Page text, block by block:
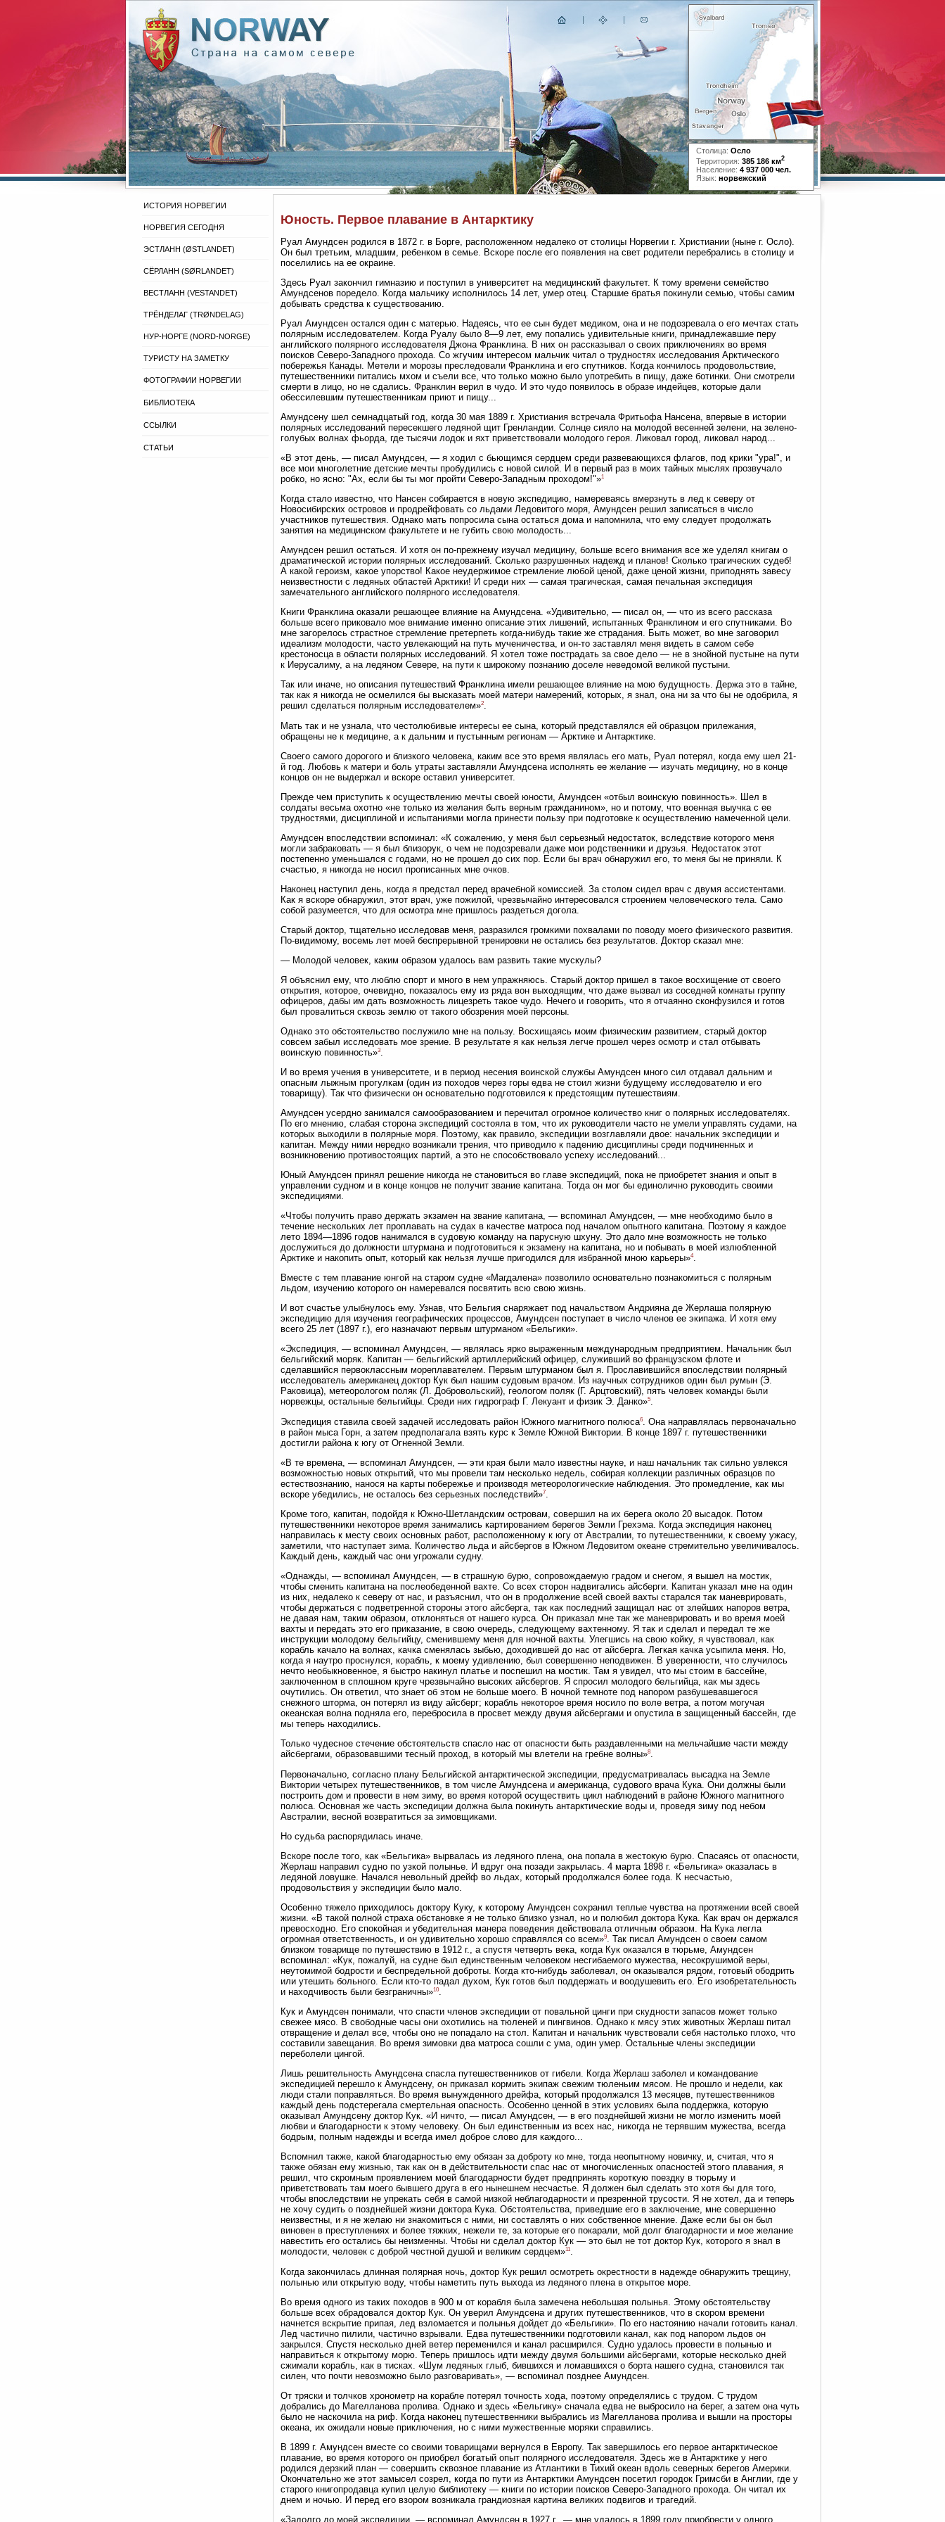
Столица: Осло
Территория: 385 186 км2
Население: 4 937 000 чел.
Язык: норвежский
ИСТОРИЯ НОРВЕГИИ
НОРВЕГИЯ СЕГОДНЯ
ЭСТЛАНН (ØSTLANDET)
СЁРЛАНН (SØRLANDET)
ВЕСТЛАНН (VESTANDET)
ТРЁНДЕЛАГ (TRØNDELAG)
НУР-НОРГЕ (NORD-NORGE)
ТУРИСТУ НА ЗАМЕТКУ
ФОТОГРАФИИ НОРВЕГИИ
БИБЛИОТЕКА
ССЫЛКИ
СТАТЬИ
Юность. Первое плавание в Антарктику
Руал Амундсен родился в 1872 г. в Борге, расположенном недалеко от столицы Норвегии г. Христиании (ныне г. Осло).
Он был третьим, младшим, ребенком в семье. Вскоре после его появления на свет родители перебрались в столицу и
поселились на ее окраине.
Здесь Руал закончил гимназию и поступил в университет на медицинский факультет. К тому времени семейство
Амундсенов поредело. Когда мальчику исполнилось 14 лет, умер отец. Старшие братья покинули семью, чтобы самим
добывать средства к существованию.
Руал Амундсен остался один с матерью. Надеясь, что ее сын будет медиком, она и не подозревала о его мечтах стать
полярным исследователем. Когда Руалу было 8—9 лет, ему попались удивительные книги, принадлежавшие перу
английского полярного исследователя Джона Франклина. В них он рассказывал о своих приключениях во время
поисков Северо-Западного прохода. Со жгучим интересом мальчик читал о трудностях исследования Арктического
побережья Канады. Метели и морозы преследовали Франклина и его спутников. Когда кончилось продовольствие,
путешественники питались мхом и съели все, что только можно было употребить в пищу, даже ботинки. Они смотрели
смерти в лицо, но не сдались. Франклин верил в чудо. И это чудо появилось в образе индейцев, которые дали
обессилевшим путешественникам приют и пищу...
Амундсену шел семнадцатый год, когда 30 мая 1889 г. Христиания встречала Фритьофа Нансена, впервые в истории
полярных исследований пересекшего ледяной щит Гренландии. Солнце сияло на молодой весенней зелени, на зелено-
голубых волнах фьорда, где тысячи лодок и яхт приветствовали молодого героя. Ликовал город, ликовал народ...
«В этот день, — писал Амундсен, — я ходил с бьющимся сердцем среди развевающихся флагов, под крики "ура!", и
все мои многолетние детские мечты пробудились с новой силой. И в первый раз в моих тайных мыслях прозвучало
робко, но ясно: "Ах, если бы ты мог пройти Северо-Западным проходом!"»1
Когда стало известно, что Нансен собирается в новую экспедицию, намереваясь вмерзнуть в лед к северу от
Новосибирских островов и продрейфовать со льдами Ледовитого моря, Амундсен решил записаться в число
участников путешествия. Однако мать попросила сына остаться дома и напомнила, что ему следует продолжать
занятия на медицинском факультете и не губить свою молодость...
Амундсен решил остаться. И хотя он по-прежнему изучал медицину, больше всего внимания все же уделял книгам о
драматической истории полярных исследований. Сколько разрушенных надежд и планов! Сколько трагических судеб!
А какой героизм, какое упорство! Какое неудержимое стремление любой ценой, даже ценой жизни, приподнять завесу
неизвестности с ледяных областей Арктики! И среди них — самая трагическая, самая печальная экспедиция
замечательного английского полярного исследователя.
Книги Франклина оказали решающее влияние на Амундсена. «Удивительно, — писал он, — что из всего рассказа
больше всего приковало мое внимание именно описание этих лишений, испытанных Франклином и его спутниками. Во
мне загорелось страстное стремление претерпеть когда-нибудь такие же страдания. Быть может, во мне заговорил
идеализм молодости, часто увлекающий на путь мученичества, и он-то заставлял меня видеть в самом себе
крестоносца в области полярных исследований. Я хотел тоже пострадать за свое дело — не в знойной пустыне на пути
к Иерусалиму, а на ледяном Севере, на пути к широкому познанию доселе неведомой великой пустыни.
Так или иначе, но описания путешествий Франклина имели решающее влияние на мою будущность. Держа это в тайне,
так как я никогда не осмелился бы высказать моей матери намерений, которых, я знал, она ни за что бы не одобрила, я
решил сделаться полярным исследователем»2.
Мать так и не узнала, что честолюбивые интересы ее сына, который представлялся ей образцом прилежания,
обращены не к медицине, а к дальним и пустынным регионам — Арктике и Антарктике.
Своего самого дорогого и близкого человека, каким все это время являлась его мать, Руал потерял, когда ему шел 21-
й год. Любовь к матери и боль утраты заставляли Амундсена исполнять ее желание — изучать медицину, но в конце
концов он не выдержал и вскоре оставил университет.
Прежде чем приступить к осуществлению мечты своей юности, Амундсен «отбыл воинскую повинность». Шел в
солдаты весьма охотно «не только из желания быть верным гражданином», но и потому, что военная выучка с ее
трудностями, дисциплиной и испытаниями могла принести пользу при подготовке к осуществлению намеченной цели.
Амундсен впоследствии вспоминал: «К сожалению, у меня был серьезный недостаток, вследствие которого меня
могли забраковать — я был близорук, о чем не подозревали даже мои родственники и друзья. Недостаток этот
постепенно уменьшался с годами, но не прошел до сих пор. Если бы врач обнаружил его, то меня бы не приняли. К
счастью, я никогда не носил прописанных мне очков.
Наконец наступил день, когда я предстал перед врачебной комиссией. За столом сидел врач с двумя ассистентами.
Как я вскоре обнаружил, этот врач, уже пожилой, чрезвычайно интересовался строением человеческого тела. Само
собой разумеется, что для осмотра мне пришлось раздеться догола.
Старый доктор, тщательно исследовав меня, разразился громкими похвалами по поводу моего физического развития.
По-видимому, восемь лет моей беспрерывной тренировки не остались без результатов. Доктор сказал мне:
— Молодой человек, каким образом удалось вам развить такие мускулы?
Я объяснил ему, что люблю спорт и много в нем упражняюсь. Старый доктор пришел в такое восхищение от своего
открытия, которое, очевидно, показалось ему из ряда вон выходящим, что даже вызвал из соседней комнаты группу
офицеров, дабы им дать возможность лицезреть такое чудо. Нечего и говорить, что я отчаянно сконфузился и готов
был провалиться сквозь землю от такого обозрения моей персоны.
Однако это обстоятельство послужило мне на пользу. Восхищаясь моим физическим развитием, старый доктор
совсем забыл исследовать мое зрение. В результате я как нельзя легче прошел через осмотр и стал отбывать
воинскую повинность»3
И во время учения в университете, и в период несения воинской службы Амундсен много сил отдавал дальним и
опасным лыжным прогулкам (один из походов через горы едва не стоил жизни будущему исследователю и его
товарищу). Так что физически он основательно подготовился к предстоящим путешествиям.
Амундсен усердно занимался самообразованием и перечитал огромное количество книг о полярных исследователях.
По его мнению, слабая сторона экспедиций состояла в том, что их руководители часто не умели управлять судами, на
которых выходили в полярные моря. Поэтому, как правило, экспедиции возглавляли двое: начальник экспедиции и
капитан. Между ними нередко возникали трения, что приводило к падению дисциплины среди подчиненных и
возникновению противостоящих партий, а это не способствовало успеху исследований...
Юный Амундсен принял решение никогда не становиться во главе экспедиций, пока не приобретет знания и опыт в
управлении судном и в конце концов не получит звание капитана. Тогда он мог бы единолично руководить своими
экспедициями.
«Чтобы получить право держать экзамен на звание капитана, — вспоминал Амундсен, — мне необходимо было в
течение нескольких лет проплавать на судах в качестве матроса под началом опытного капитана. Поэтому я каждое
лето 1894—1896 годов нанимался в судовую команду на парусную шхуну. Это дало мне возможность не только
дослужиться до должности штурмана и подготовиться к экзамену на капитана, но и побывать в моей излюбленной
Арктике и накопить опыт, который как нельзя лучше пригодился для избранной мною карьеры»4.
Вместе с тем плавание юнгой на старом судне «Магдалена» позволило основательно познакомиться с полярным
льдом, изучению которого он намеревался посвятить всю свою жизнь.
И вот счастье улыбнулось ему. Узнав, что Бельгия снаряжает под начальством Андрияна де Жерлаша полярную
экспедицию для изучения географических процессов, Амундсен поступает в число членов ее экипажа. И хотя ему
всего 25 лет (1897 г.), его назначают первым штурманом «Бельгики».
«Экспедиция, — вспоминал Амундсен, — являлась ярко выраженным международным предприятием. Начальник был
бельгийский моряк. Капитан — бельгийский артиллерийский офицер, служивший во французском флоте и
сделавшийся первоклассным мореплавателем. Первым штурманом был я. Прославившийся впоследствии полярный
исследователь американец доктор Кук был нашим судовым врачом. Из научных сотрудников один был румын (Э.
Раковица), метеорологом поляк (Л. Добровольский), геологом поляк (Г. Арцтовский), пять человек команды были
норвежцы, остальные бельгийцы. Среди них гидрограф Г. Лекуант и физик Э. Данко»5.
Экспедиция ставила своей задачей исследовать район Южного магнитного полюса6
. Она направлялась первоначально
в район мыса Горн, а затем предполагала взять курс к Земле Южной Виктории. В конце 1897 г. путешественники
достигли района к югу от Огненной Земли.
«В те времена, — вспоминал Амундсен, — эти края были мало известны науке, и наш начальник так сильно увлекся
возможностью новых открытий, что мы провели там несколько недель, собирая коллекции различных образцов по
естествознанию, нанося на карты побережье и производя метеорологические наблюдения. Это промедление, как мы
вскоре убедились, не осталось без серьезных последствий»7.
Кроме того, капитан, подойдя к Южно-Шетландским островам, совершил на их берега около 20 высадок. Потом
путешественники некоторое время занимались картированием берегов Земли Грехэма. Когда экспедиция наконец
направилась к месту своих основных работ, расположенному к югу от Австралии, то путешественники, к своему ужасу,
заметили, что наступает зима. Количество льда и айсбергов в Южном Ледовитом океане стремительно увеличивалось.
Каждый день, каждый час они угрожали судну.
«Однажды, — вспоминал Амундсен, — в страшную бурю, сопровождаемую градом и снегом, я вышел на мостик,
чтобы сменить капитана на послеобеденной вахте. Со всех сторон надвигались айсберги. Капитан указал мне на один
из них, недалеко к северу от нас, и разъяснил, что он в продолжение всей своей вахты старался так маневрировать,
чтобы держаться с подветренной стороны этого айсберга, так как последний защищал нас от злейших напоров ветра,
не давая нам, таким образом, отклоняться от нашего курса. Он приказал мне так же маневрировать и во время моей
вахты и передать это его приказание, в свою очередь, следующему вахтенному. Я так и сделал и передал те же
инструкции молодому бельгийцу, сменившему меня для ночной вахты. Улегшись на свою койку, я чувствовал, как
корабль качало на волнах, качка сменялась зыбью, доходившей до нас от айсберга. Легкая качка усыпила меня. Но,
когда я наутро проснулся, корабль, к моему удивлению, был совершенно неподвижен. В уверенности, что случилось
нечто необыкновенное, я быстро накинул платье и поспешил на мостик. Там я увидел, что мы стоим в бассейне,
заключенном в сплошном круге чрезвычайно высоких айсбергов. Я спросил молодого бельгийца, как мы здесь
очутились. Он ответил, что знает об этом не больше моего. В ночной темноте под напором разбушевавшегося
снежного шторма, он потерял из виду айсберг; корабль некоторое время носило по воле ветра, а потом могучая
океанская волна подняла его, перебросила в просвет между двумя айсбергами и опустила в защищенный бассейн, где
мы теперь находились.
Только чудесное стечение обстоятельств спасло нас от опасности быть раздавленными на мельчайшие части между
айсбергами, образовавшими тесный проход, в который мы влетели на гребне волны»8.
Первоначально, согласно плану Бельгийской антарктической экспедиции, предусматривалась высадка на Земле
Виктории четырех путешественников, в том числе Амундсена и американца, судового врача Кука. Они должны были
построить дом и провести в нем зиму, во время которой осуществить цикл наблюдений в районе Южного магнитного
полюса. Основная же часть экспедиции должна была покинуть антарктические воды и, проведя зиму под небом
Австралии, весной возвратиться за зимовщиками.
Но судьба распорядилась иначе.
Вскоре после того, как «Бельгика» вырвалась из ледяного плена, она попала в жестокую бурю. Спасаясь от опасности,
Жерлаш направил судно по узкой полынье. И вдруг она позади закрылась. 4 марта 1898 г. «Бельгика» оказалась в
ледяной ловушке. Начался невольный дрейф во льдах, который продолжался более года. К несчастью,
продовольствия у экспедиции было мало.
Особенно тяжело приходилось доктору Куку, к которому Амундсен сохранил теплые чувства на протяжении всей своей
жизни. «В такой полной страха обстановке я не только близко узнал, но и полюбил доктора Кука. Как врач он держался
превосходно. Его спокойная и убедительная манера поведения действовала отличным образом. На Кука легла
огромная ответственность, и он удивительно хорошо справлялся со всем»9
. Так писал Амундсен о своем самом
близком товарище по путешествию в 1912 г., а спустя четверть века, когда Кук оказался в тюрьме, Амундсен
вспоминал: «Кук, пожалуй, на судне был единственным человеком несгибаемого мужества, несокрушимой веры,
неутомимой бодрости и беспредельной доброты. Когда кто-нибудь заболевал, он оказывался рядом, готовый ободрить
или утешить больного. Если кто-то падал духом, Кук готов был поддержать и воодушевить его. Его изобретательность
и находчивость были безграничны»10.
Кук и Амундсен понимали, что спасти членов экспедиции от повальной цинги при скудности запасов может только
свежее мясо. В свободные часы они охотились на тюленей и пингвинов. Однако к мясу этих животных Жерлаш питал
отвращение и делал все, чтобы оно не попадало на стол. Капитан и начальник чувствовали себя настолько плохо, что
составили завещания. Во время зимовки два матроса сошли с ума, один умер. Остальные члены экспедиции
переболели цингой.
Лишь решительность Амундсена спасла путешественников от гибели. Когда Жерлаш заболел и командование
экспедицией перешло к Амундсену, он приказал кормить экипаж свежим тюленьим мясом. Не прошло и недели, как
люди стали поправляться. Во время вынужденного дрейфа, который продолжался 13 месяцев, путешественников
каждый день подстерегала смертельная опасность. Особенно ценной в этих условиях была поддержка, которую
оказывал Амундсену доктор Кук. «И ничто, — писал Амундсен, — в его позднейшей жизни не могло изменить моей
любви и благодарности к этому человеку. Он был единственным из всех нас, никогда не терявшим мужества, всегда
бодрым, полным надежды и всегда имел доброе слово для каждого...
Вспомнил также, какой благодарностью ему обязан за доброту ко мне, тогда неопытному новичку, и, считая, что я
также обязан ему жизнью, так как он в действительности спас нас от многочисленных опасностей этого плавания, я
решил, что скромным проявлением моей благодарности будет предпринять короткую поездку в тюрьму и
приветствовать там моего бывшего друга в его нынешнем несчастье. Я должен был сделать это хотя бы для того,
чтобы впоследствии не упрекать себя в самой низкой неблагодарности и презренной трусости. Я не хотел, да и теперь
не хочу судить о позднейшей жизни доктора Кука. Обстоятельства, приведшие его в заключение, мне совершенно
неизвестны, и я не желаю ни знакомиться с ними, ни составлять о них собственное мнение. Даже если бы он был
виновен в преступлениях и более тяжких, нежели те, за которые его покарали, мой долг благодарности и мое желание
навестить его остались бы неизменны. Чтобы ни сделал доктор Кук — это был не тот доктор Кук, которого я знал в
молодости, человек с доброй честной душой и великим сердцем»11.
Когда закончилась длинная полярная ночь, доктор Кук решил осмотреть окрестности в надежде обнаружить трещину,
полынью или открытую воду, чтобы наметить путь выхода из ледяного плена в открытое море.
Во время одного из таких походов в 900 м от корабля была замечена небольшая полынья. Этому обстоятельству
больше всех обрадовался доктор Кук. Он уверил Амундсена и других путешественников, что в скором времени
начнется вскрытие припая, лед взломается и полынья дойдет до «Бельгики». По его настоянию начали готовить канал.
Лед частично пилили, частично взрывали. Едва путешественники подготовили канал, как под напором льдов он
закрылся. Спустя несколько дней ветер переменился и канал расширился. Судно удалось провести в полынью и
направиться к открытому морю. Теперь пришлось идти между двумя большими айсбергами, которые несколько дней
сжимали корабль, как в тисках. «Шум ледяных глыб, бившихся и ломавшихся о борта нашего судна, становился так
силен, что почти невозможно было разговаривать», — вспоминал позднее Амундсен.
От тряски и толчков хронометр на корабле потерял точность хода, поэтому определялись с трудом. С трудом
добрались до Магелланова пролива. Однако и здесь «Бельгику» сначала едва не выбросило на берег, а затем она чуть
было не наскочила на риф. Когда наконец путешественники выбрались из Магелланова пролива и вышли на просторы
океана, их ожидали новые приключения, но с ними мужественные моряки справились.
В 1899 г. Амундсен вместе со своими товарищами вернулся в Европу. Так завершилось его первое антарктическое
плавание, во время которого он приобрел богатый опыт полярного исследователя. Здесь же в Антарктике у него
родился дерзкий план — совершить сквозное плавание из Атлантики в Тихий океан вдоль северных берегов Америки.
Окончательно же этот замысел созрел, когда по пути из Антарктики Амундсен посетил городок Гримсби в Англии, где у
старого книгопродавца купил целую библиотеку — книги по истории поисков Северо-Западного прохода. Он читал их
днем и ночью. И перед его взором возникала грандиозная картина великих подвигов и трагедий.
«Задолго до моей экспедиции, — вспоминал Амундсен в 1927 г., — мне удалось в 1899 году приобрести у одного